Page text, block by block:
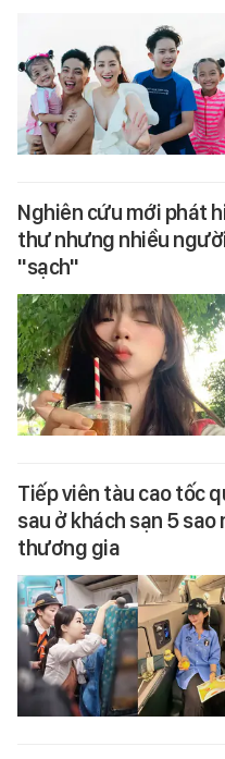
Nghiên cứu mới phát
thư nhưng nhiều
"sạch"
Tiếp viên tàu cao tốc
sau ở khách sạn 5 sao
thương gia